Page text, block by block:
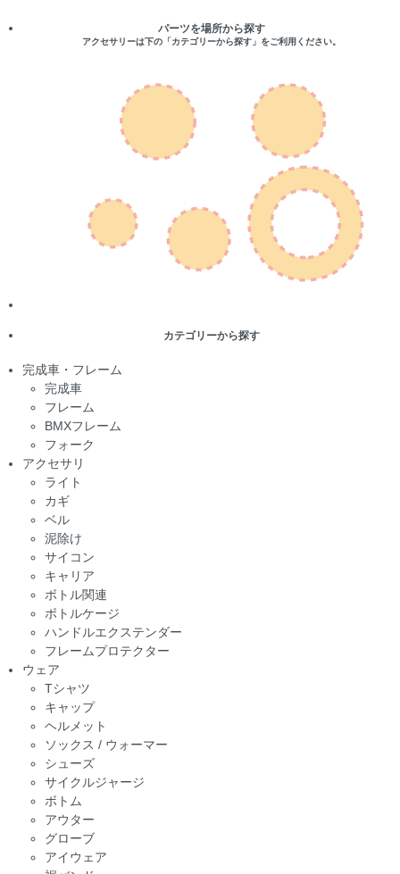
パーツを場所から探す
アクセサリーは下の「カテゴリーから探す」をご利用ください。
カテゴリーから探す
完成車・フレーム
完成車
フレーム
BMXフレーム
フォーク
アクセサリ
ライト
カギ
ベル
泥除け
サイコン
キャリア
ボトル関連
ボトルケージ
ハンドルエクステンダー
フレームプロテクター
ウェア
Tシャツ
キャップ
ヘルメット
ソックス / ウォーマー
シューズ
サイクルジャージ
ボトム
アウター
グローブ
アイウェア